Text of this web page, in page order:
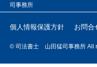
司事務所
個人情報保護方針 お問合
© 司法書士 山田猛司事務所 All